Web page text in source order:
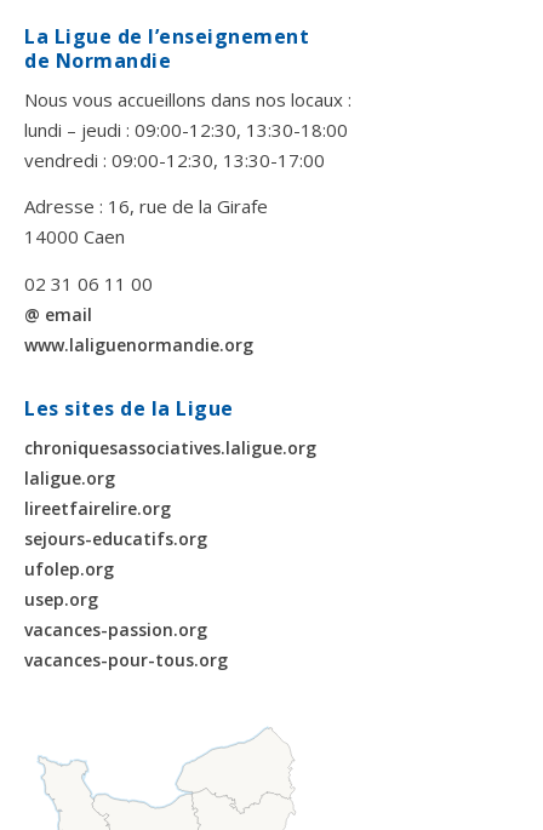
La Ligue de l’enseignement
de Normandie
Nous vous accueillons dans nos locaux :
lundi – jeudi : 09:00-12:30, 13:30-18:00
vendredi : 09:00-12:30, 13:30-17:00
Adresse : 16, rue de la Girafe
14000 Caen
02 31 06 11 00
@ email
www.laliguenormandie.org
Les sites de la Ligue
chroniquesassociatives.laligue.org
laligue.org
lireetfairelire.org
sejours-educatifs.org
ufolep.org
usep.org
vacances-passion.org
vacances-pour-tous.org